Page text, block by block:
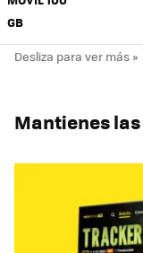
GB
Mantienes